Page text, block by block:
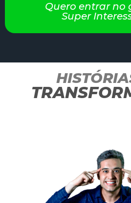
Quero entrar no
Super